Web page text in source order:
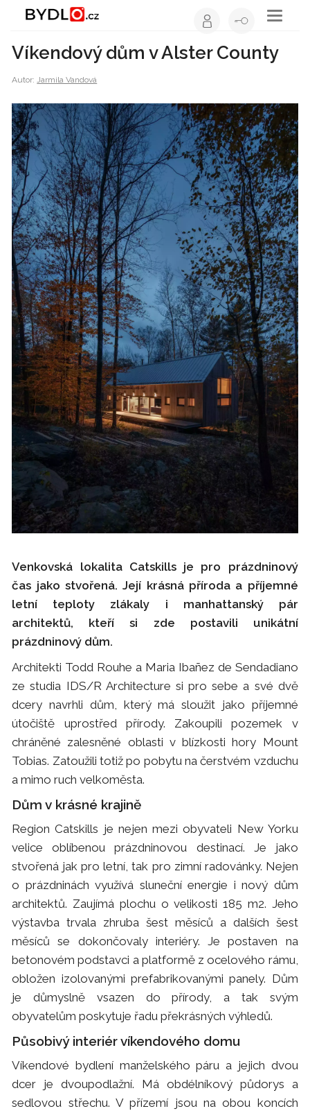
Toggle
Víkendový dům v Alster County
Autor:Jarmila Vandová
Venkovská lokalita Catskills je pro prázdninový
čas jako stvořená. Její krásná příroda a příjemné
letní teploty zlákaly i manhattanský pár
architektů, kteří si zde postavili unikátní
prázdninový dům.
Architekti Todd Rouhe a Maria Ibañez de Sendadiano
ze studia IDS/R Architecture si pro sebe a své dvě
dcery navrhli dům, který má sloužit jako příjemné
útočiště uprostřed přírody. Zakoupili pozemek v
chráněné zalesněné oblasti v blízkosti hory Mount
Tobias. Zatoužili totiž po pobytu na čerstvém vzduchu
a mimo ruch velkoměsta.
Dům v krásné krajině
Region Catskills je nejen mezi obyvateli New Yorku
velice oblíbenou prázdninovou destinací. Je jako
stvořená jak pro letní, tak pro zimní radovánky. Nejen
o prázdninách využívá sluneční energie i nový dům
architektů. Zaujímá plochu o velikosti 185 m2. Jeho
výstavba trvala zhruba šest měsíců a dalších šest
měsíců se dokončovaly interiéry. Je postaven na
betonovém podstavci a platformě z ocelového rámu,
obložen izolovanými prefabrikovanými panely. Dům
je důmyslně vsazen do přírody, a tak svým
obyvatelům poskytuje řadu překrásných výhledů.
Působivý interiér víkendového domu
Víkendové bydlení manželského páru a jejich dvou
dcer je dvoupodlažní. Má obdélníkový půdorys a
sedlovou střechu. V přízemí jsou na obou koncích